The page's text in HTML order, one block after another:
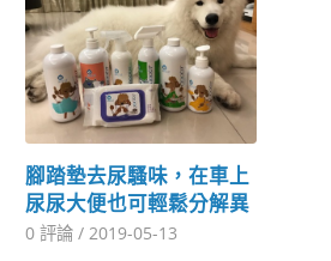
腳踏墊去尿騷味，在車上
尿尿大便也可輕鬆分解異
味｜臭味滾除臭噴霧
0 評論 / 2019-05-13